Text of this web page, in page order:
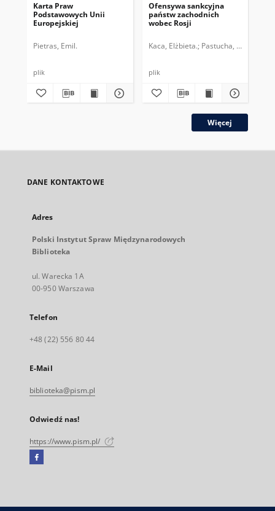
Karta Praw
Podstawowych Unii
Europejskiej
Pietras, Emil.
plik
Ofensywa sankcyjna
państw zachodnich
wobec Rosji
Kaca, Elżbieta. Pastucha, Tymon.
plik
Więcej
DANE KONTAKTOWE
Adres
Polski Instytut Spraw Międzynarodowych
Biblioteka
ul. Warecka 1A
00-950 Warszawa
Telefon
+48 (22) 556 80 44
E-Mail
biblioteka@pism.pl
Odwiedź nas!
https://www.pism.pl/
Facebook
się